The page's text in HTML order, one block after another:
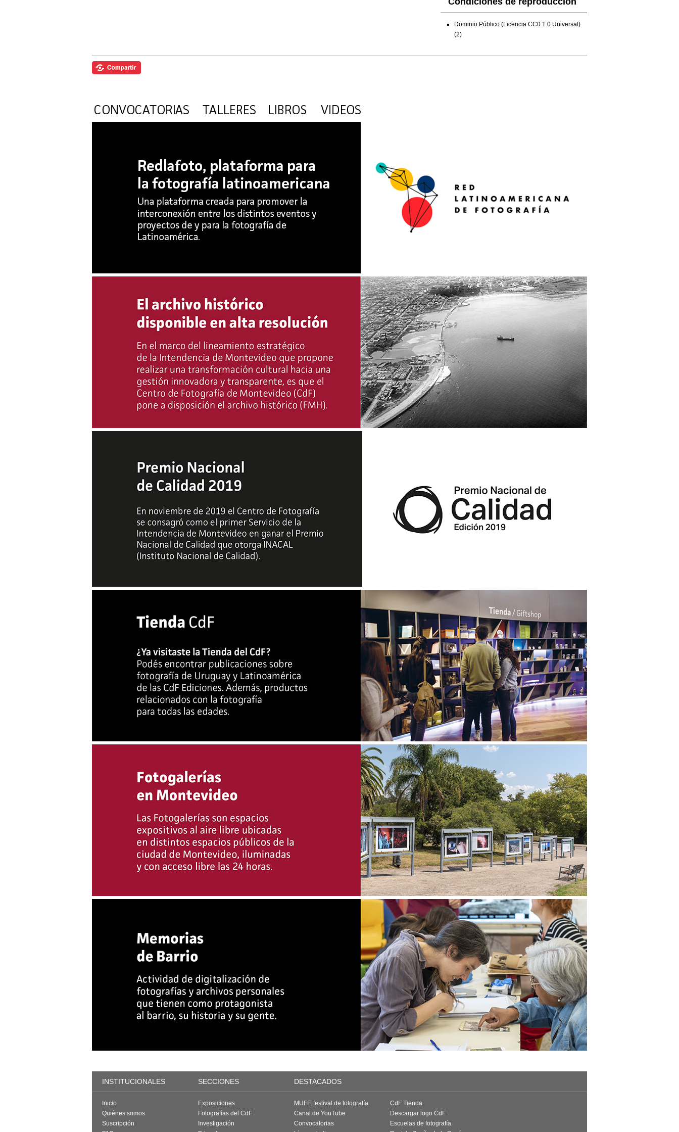
Dominio Público (Licencia CC0 1.0 Universal)
(2)
INSTITUCIONALES SECCIONES DESTACADOS
Inicio
Quiénes somos
Suscripción
Exposiciones
Fotografías del CdF
Investigación
MUFF, festival de fotografía
Canal de YouTube
Convocatorias
CdF Tienda
Descargar logo CdF
Escuelas de fotografía